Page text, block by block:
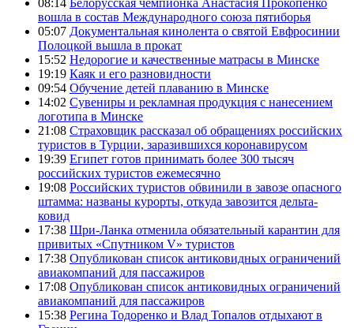
вошла в состав Международного союза пятиборья
05:07 Документальная кинолента о святой Евфросинии
Полоцкой вышла в прокат
15:52 Недорогие и качественные матрасы в Минске
19:19 Каяк и его разновидности
09:54 Обучение детей плаванию в Минске
14:02 Сувениры и рекламная продукция с нанесением
логотипа в Минске
21:08 Страховщик рассказал об обращениях российских
туристов в Турции, заразившихся коронавирусом
19:39 Египет готов принимать более 300 тысяч
российских туристов ежемесячно
19:08 Российских туристов обвинили в завозе опасного
штамма: названы курорты, откуда завозится дельта-
ковид
17:38 Шри-Ланка отменила обязательный карантин для
привитых «Спутником V» туристов
17:38 Опубликован список антиковидных ограничений
авиакомпаний для пассажиров
17:08 Опубликован список антиковидных ограничений
авиакомпаний для пассажиров
15:38 Регина Тодоренко и Влад Топалов отдыхают в